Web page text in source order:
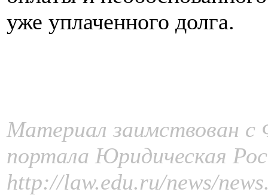
уже уплаченного долга.
Материал заимствован с
портала Юридическая
http://law.edu.ru/news/